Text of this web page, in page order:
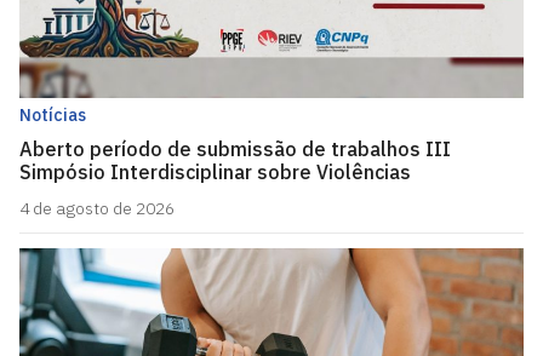
Notícias
Aberto período de submissão de trabalhos III
Simpósio Interdisciplinar sobre Violências
4 de agosto de 2026